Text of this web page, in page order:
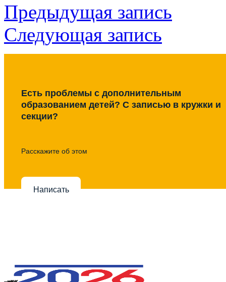
Предыдущая запись
Следующая запись
Есть проблемы с дополнительным
образованием детей? С записью в кружки и
секции?
Расскажите об этом
Написать